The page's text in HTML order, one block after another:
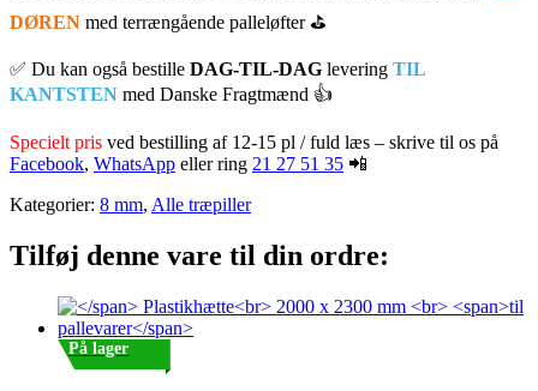
DØREN med terrængående palleløfter ⛳
✅ Du kan også bestille DAG-TIL-DAG levering TIL
KANTSTEN med Danske Fragtmænd 👍
Specielt pris ved bestilling af 12-15 pl / fuld læs – skrive til os på
Facebook, WhatsApp eller ring 21 27 51 35 📲
Kategorier: 8 mm, Alle træpiller
Tilføj denne vare til din ordre:
På lager